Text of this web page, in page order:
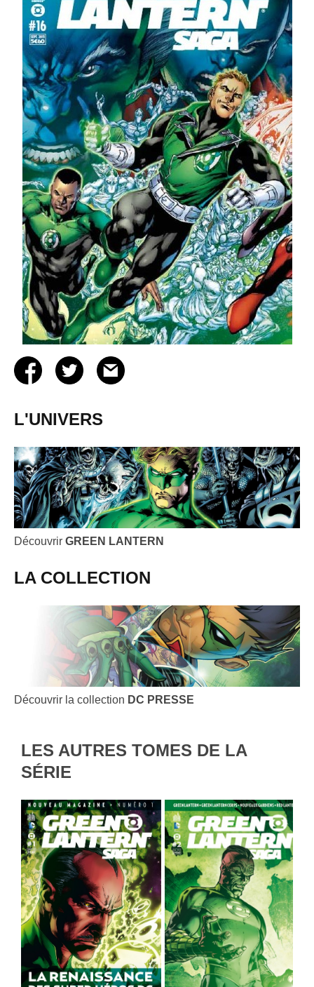
L'UNIVERS
Découvrir GREEN LANTERN
LA COLLECTION
Découvrir la collection DC PRESSE
LES AUTRES TOMES DE LA
SÉRIE